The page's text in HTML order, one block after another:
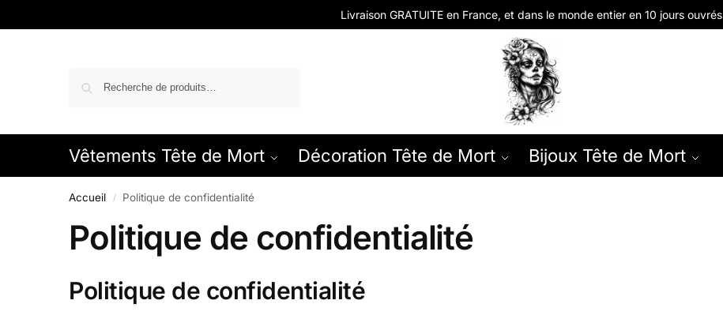
Livraison GRATUITE en France, et dans le monde entier en 10 jours ouvrés
Vêtements Tête de Mort Décoration Tête de Mort Bijoux Tête de Mort
Accueil / Politique de confidentialité
Politique de confidentialité
Politique de confidentialité